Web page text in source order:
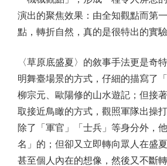
演出的聚焦效果：由全知觀點而第
點，轉折自然，真的是很特出的實驗
〈草原底盛夏〉的敘事手法更是奇
明舞臺場景的方式，仔細的描寫了
柳宗元、歐陽修的山水遊記；但接
取接近鳥瞰的方式，觀照軍隊出操
除了「軍官」「士兵」等身分外，
名」的；但卻又立即轉向眾人在盛
甚至個人內在的想像，然後又不斷